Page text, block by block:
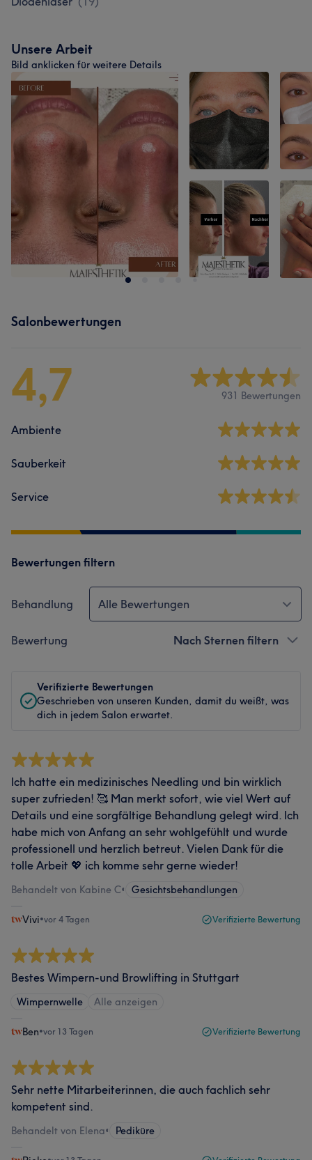
Unsere Arbeit
Bild anklicken für weitere Details
Salonbewertungen
4,7 931 Bewertungen
Ambiente
Sauberkeit
Service
Bewertungen filtern
Behandlung Alle Bewertungen
Bewertung Nach Sternen filtern
Verifizierte Bewertungen
Geschrieben von unseren Kunden, damit du weißt, was
dich in jedem Salon erwartet.
Ich hatte ein medizinisches Needling und bin wirklich
super zufrieden! 🥰 Man merkt sofort, wie viel Wert auf
Details und eine sorgfältige Behandlung gelegt wird. Ich
habe mich von Anfang an sehr wohlgefühlt und wurde
professionell und herzlich betreut. Vielen Dank für die
tolle Arbeit 💖 ich komme sehr gerne wieder!
Behandelt von Kabine C• Gesichtsbehandlungen
Vivi•vor 4 Tagen Verifizierte Bewertung
Bestes Wimpern-und Browlifting in Stuttgart
Wimpernwelle Alle anzeigen
Ben•vor 13 Tagen Verifizierte Bewertung
Sehr nette Mitarbeiterinnen, die auch fachlich sehr
kompetent sind.
Behandelt von Elena• Pediküre